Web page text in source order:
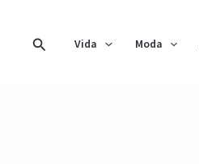
Pesquisar
Vida Moda